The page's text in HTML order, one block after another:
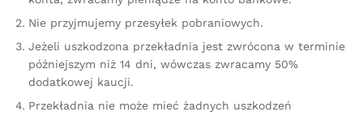
Nie przyjmujemy przesyłek pobraniowych.
Jeżeli uszkodzona przekładnia jest zwrócona w terminie
późniejszym niż 14 dni, wówczas zwracamy 50%
dodatkowej kaucji.
Przekładnia nie może mieć żadnych uszkodzeń